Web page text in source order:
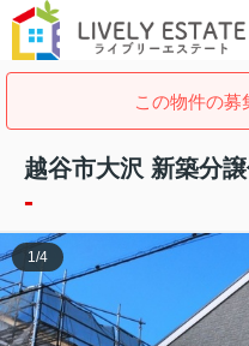
この物件の募
越谷市大沢 新築分
-
1/4